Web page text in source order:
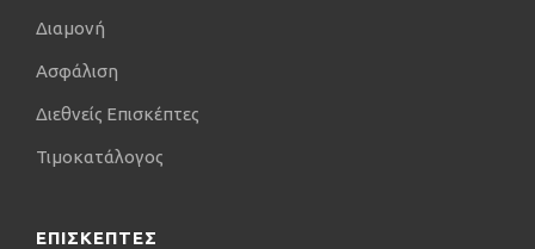
Διαμονή
Ασφάλιση
Διεθνείς Επισκέπτες
Τιμοκατάλογος
ΕΠΙΣΚΕΠΤΕΣ